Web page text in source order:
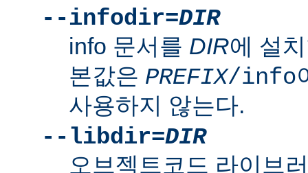
--infodir=DIR
info 문서를 DIR에 설
본값은 PREFIX/info
사용하지 않는다.
--libdir=DIR
오브젝트코드 라이브